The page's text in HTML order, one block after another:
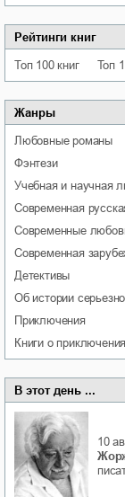
Рейтинги книг
Топ 100 книг Топ
Жанры
любовные романы
фэнтези
учебная и научная
современная
современные
современная
детективы
об истории серьезно
приключения
книги о
В этот день ...
10